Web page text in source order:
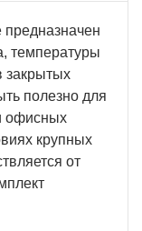
предназначен
температуры
закрытых
полезно для
офисных
крупных
от